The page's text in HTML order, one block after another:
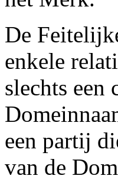
De
enkele
slechts een
een partij
van de